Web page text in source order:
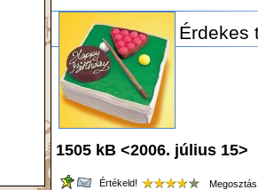
Érdekes
1505 kB <2006. július
Értékeld!